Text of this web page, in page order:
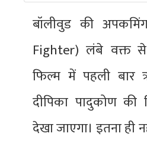
बॉलीवुड की
Fighter) लंबे वक्त
फिल्म में पहली बार
दीपिका पादुकोण की
देखा जाएगा। इतना